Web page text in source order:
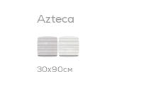
Azteca
30x90см